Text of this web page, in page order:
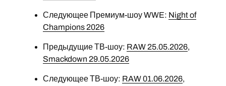
Следующее Премиум-шоу WWE: Night of
Champions 2026
Предыдущие ТВ-шоу: RAW 25.05.2026,
Smackdown 29.05.2026
Следующее ТВ-шоу: RAW 01.06.2026,